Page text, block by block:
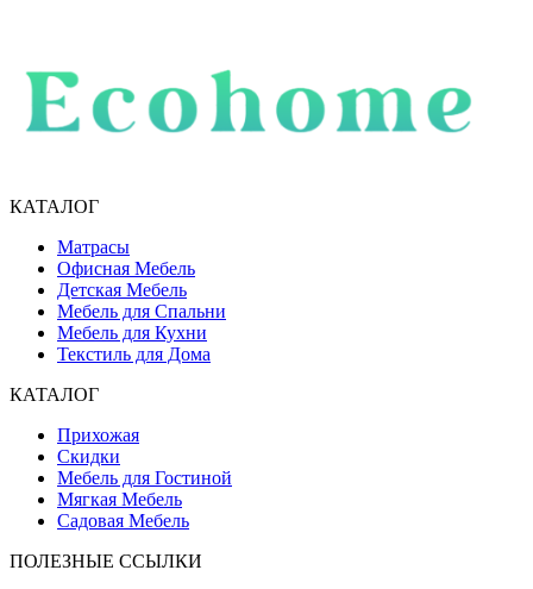
КАТАЛОГ
Матрасы
Офисная Мебель
Детская Мебель
Мебель для Спальни
Мебель для Кухни
Текстиль для Дома
КАТАЛОГ
Прихожая
Скидки
Мебель для Гостиной
Мягкая Мебель
Садовая Мебель
ПОЛЕЗНЫЕ ССЫЛКИ